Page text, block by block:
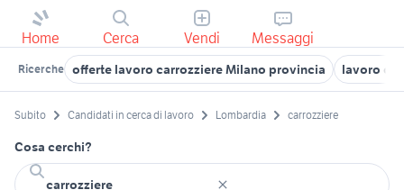
Home Cerca Vendi Messaggi
Ricerche offerte lavoro carrozziere Milano provincia lavoro
Subito Candidati in cerca di lavoro Lombardia carrozziere
Cosa cerchi?